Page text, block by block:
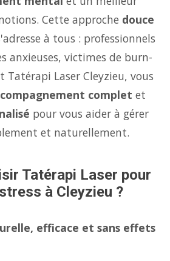
Cette approche douce
à tous : professionnels
anxieuses, victimes de burn-
Tatérapi Laser Cleyzieu, vous
complet et
pour vous aider à gérer
et naturellement.
Tatérapi Laser pour
à Cleyzieu ?
efficace et sans effets